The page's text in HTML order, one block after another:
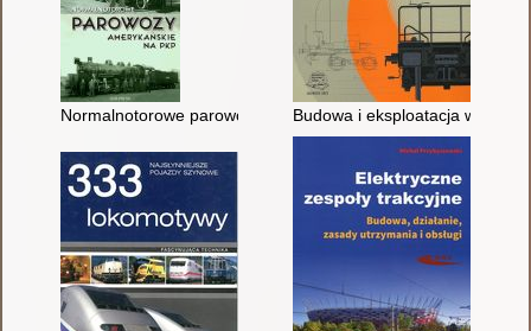
Normalnotorowe parowozy amerykańskie na PKP
Budowa i eksploatacja